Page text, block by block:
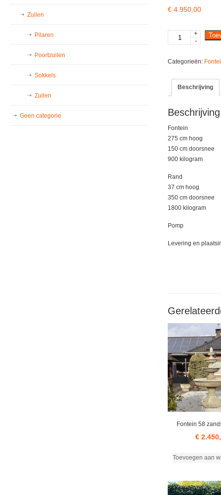
€ 4.950,00
Fontein
27
108
+
-
Categorieën:
Beschrijving
Beschrijving
Fontein
275 cm hoog
150 cm doorsnee
900 kilogram
Rand
37 cm hoog
350 cm doorsnee
1800 kilogram
Pomp
Levering en
Fontein 58
€
Toevoegen aan
Zuilen
Pilaren
Poortzuilen
Sokkels
Zuilen
Geen categorie